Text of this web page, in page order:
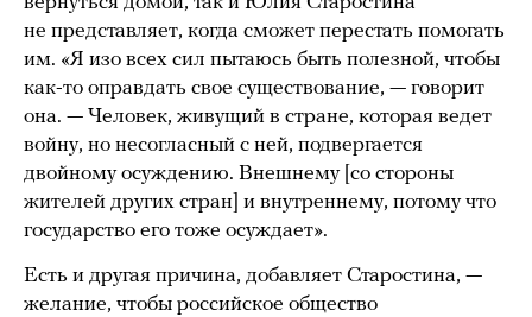
не представляет, когда сможет перестать помогать
им. «Я изо всех сил пытаюсь быть полезной, чтобы
как-то оправдать свое существование, — говорит
она. — Человек, живущий в стране, которая ведет
войну, но несогласный с ней, подвергается
двойному осуждению. Внешнему [со стороны
жителей других стран] и внутреннему, потому что
государство его тоже осуждает».
Есть и другая причина, добавляет Старостина, —
желание, чтобы российское общество